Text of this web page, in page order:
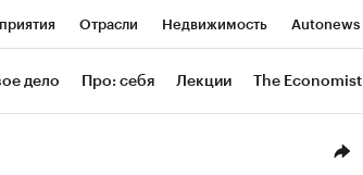
Отрасли Недвижимость Autonews
РБК Life Тренды Визионеры
дело Про: себя Лекции The Economist